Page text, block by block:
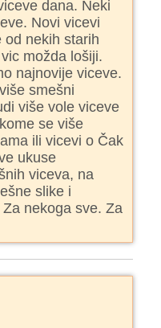
dana. Neki
Novi vicevi
od nekih starih
možda lošiji.
najnovije viceve.
smešni
više vole viceve
se više
ili vicevi o Čak
ukuse
viceva, na
slike i
nekoga sve. Za